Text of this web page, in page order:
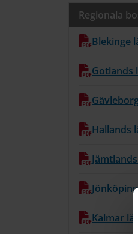
Regionala
Blekinge
Gotlands
Hallands
Kalmar